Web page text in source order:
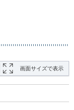
画面サイズで表示